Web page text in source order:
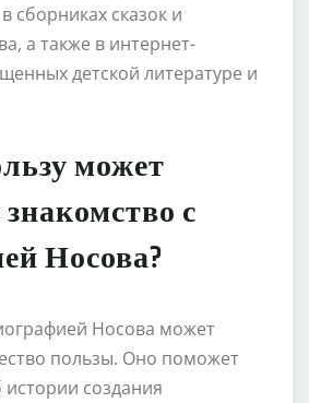
сборниках сказок и
а также в интернет-
детской литературе и
может
с
Носова?
Носова может
пользы. Оно поможет
истории создания